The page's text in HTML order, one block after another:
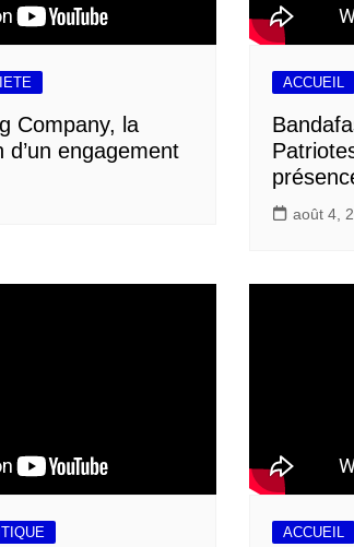
Company, la
d’un engagement
ACCUEIL
août 4,
ACCUEIL